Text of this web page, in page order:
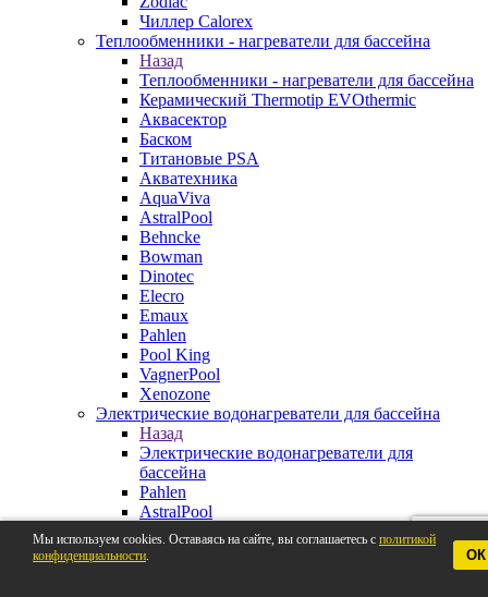
Чиллер Calorex
Теплообменники - нагреватели для бассейна
Назад
Теплообменники - нагреватели для бассейна
Керамический Thermotip EVOthermic
Аквасектор
Баском
Титановые PSA
Акватехника
AquaViva
AstralPool
Behncke
Bowman
Dinotec
Elecro
Emaux
Pahlen
Pool King
VagnerPool
Xenozone
Электрические водонагреватели для бассейна
Назад
Электрические водонагреватели для
бассейна
Pahlen
AstralPool
Aquaviva
Behncke
Мы используем cookies. Оставаясь на сайте, вы соглашаетесь с политикой
конфиденциальности. ОК